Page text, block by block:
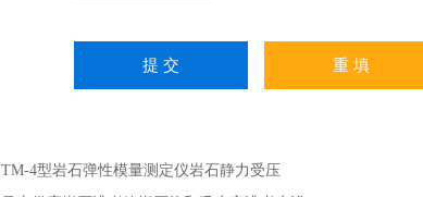
TM-4型岩石弹性模量测定仪岩石静力受压